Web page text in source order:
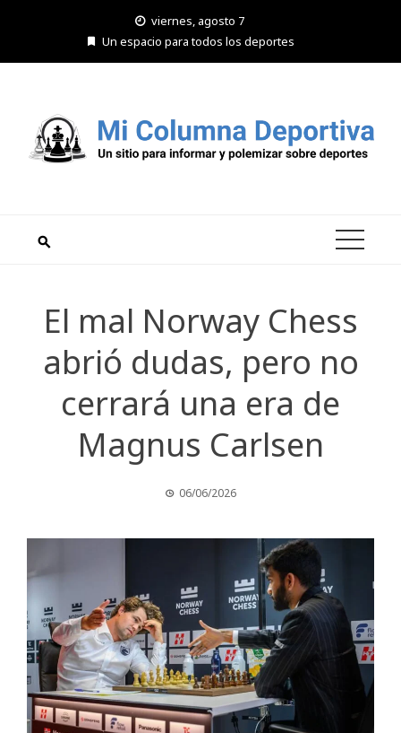
viernes, agosto 7
Un espacio para todos los deportes
El mal Norway Chess
abrió dudas, pero no
cerrará una era de
Magnus Carlsen
06/06/2026